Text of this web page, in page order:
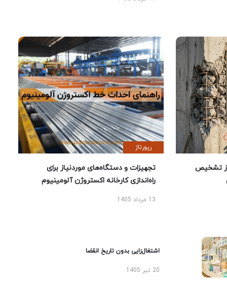
تشخیص
رپورتاژ
تجهیزات و دستگاه‌های موردنیاز برای
راه‌اندازی کارخانه اکستروژن آلومینیوم
13 مرداد 1405
اشتغال‌زایی بدون تاریخ انقضا
20 تیر 1405